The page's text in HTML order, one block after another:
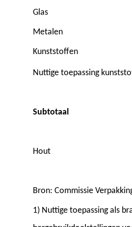
Glas
Metalen
Kunststoffen
Nuttige toepassing
Subtotaal
Hout
Bron: Commissie
1) Nuttige toepassing als